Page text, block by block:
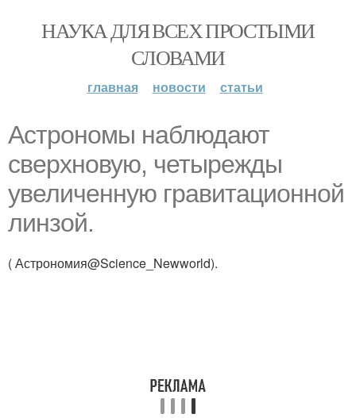
НАУКА ДЛЯ ВСЕХ ПРОСТЫМИ
СЛОВАМИ
главная новости статьи
Астрономы наблюдают
сверхновую, четырежды
увеличенную гравитационной
линзой.
( Астрономия@Science_Newworld).